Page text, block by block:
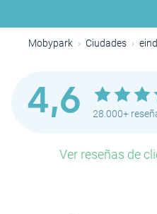
Mobypark Ciudades
4,6 28.000+
Ver reseñas de